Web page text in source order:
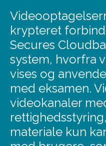
krypteret
Secures
system, hvorfra
vises og
med eksamen.
videokanaler
materiale kun